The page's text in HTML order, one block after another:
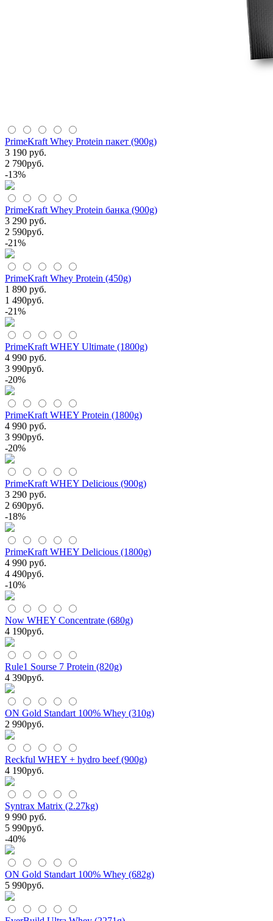
PrimeKraft Whey Protein пакет (900g)
3 190 руб.
2 790руб.
-13%
PrimeKraft Whey Protein банка (900g)
3 290 руб.
2 590руб.
-21%
PrimeKraft Whey Protein (450g)
1 890 руб.
1 490руб.
-21%
PrimeKraft WHEY Ultimate (1800g)
4 990 руб.
3 990руб.
-20%
PrimeKraft WHEY Protein (1800g)
4 990 руб.
3 990руб.
-20%
PrimeKraft WHEY Delicious (900g)
3 290 руб.
2 690руб.
-18%
PrimeKraft WHEY Delicious (1800g)
4 990 руб.
4 490руб.
-10%
Now WHEY Concentrate (680g)
4 190руб.
Rule1 Sourse 7 Protein (820g)
4 390руб.
ON Gold Standart 100% Whey (310g)
2 990руб.
Reckful WHEY + hydro beef (900g)
4 190руб.
Syntrax Matrix (2.27kg)
9 990 руб.
5 990руб.
-40%
ON Gold Standart 100% Whey (682g)
5 990руб.